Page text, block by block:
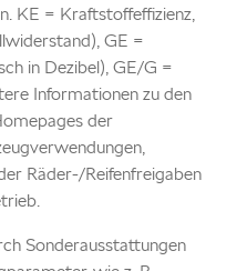
KE = Kraftstoffeffizienz,
GE =
in Dezibel), GE/G =
Informationen zu den
der
Räder-/Reifenfreigaben
Sonderausstattungen